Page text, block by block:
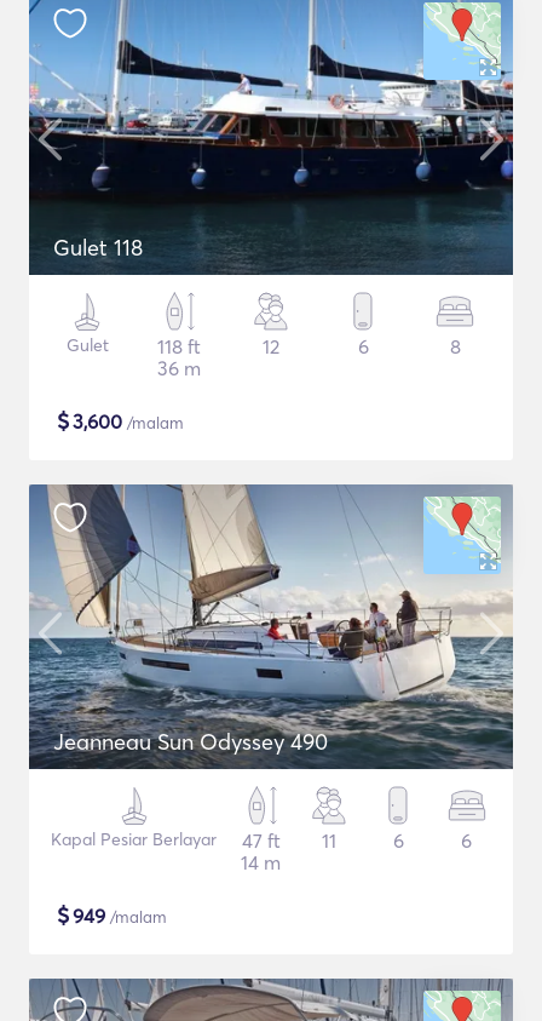
Gulet 118
Gulet
118 ft
36 m
12 6 8
$3,600 /malam
Jeanneau Sun Odyssey 490
Kapal Pesiar Berlayar
47 ft
14 m
11 6 6
$949 /malam